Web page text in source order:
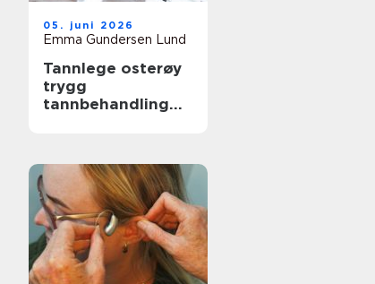
05. juni 2026
Emma Gundersen Lund
Tannlege osterøy
trygg
tannbehandling